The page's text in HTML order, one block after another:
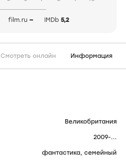
film.ru — IMDb 5,2
Смотреть онлайн Информация
Великобритания
2009-...
фантастика, семейный